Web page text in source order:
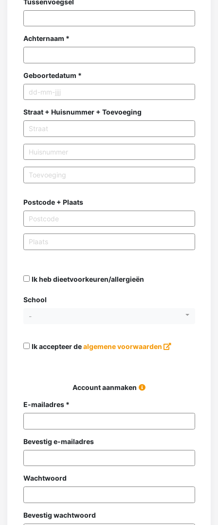
Achternaam *
Geboortedatum *
Straat + Huisnummer + Toevoeging
Postcode + Plaats
Ik heb dieetvoorkeuren/allergieën
School
-
Ik accepteer dealgemene voorwaarden
Account aanmaken
E-mailadres *
Bevestig e-mailadres
Wachtwoord
Bevestig wachtwoord